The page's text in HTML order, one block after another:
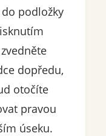
podložky
dopředu,
otočíte
pravou
úseku.